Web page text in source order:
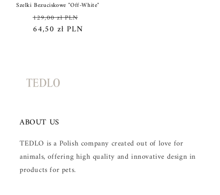
Szelki Bezuciskowe "Off-White"
Regular
price
129,00 zł PLN
64,50 zł PLN
ABOUT US
TEDLO is a Polish company created out of love for
animals, offering high quality and innovative design in
products for pets.